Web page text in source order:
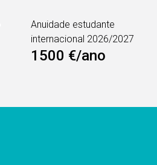
Anuidade estudante
internacional 2026/2027
1500 €/ano